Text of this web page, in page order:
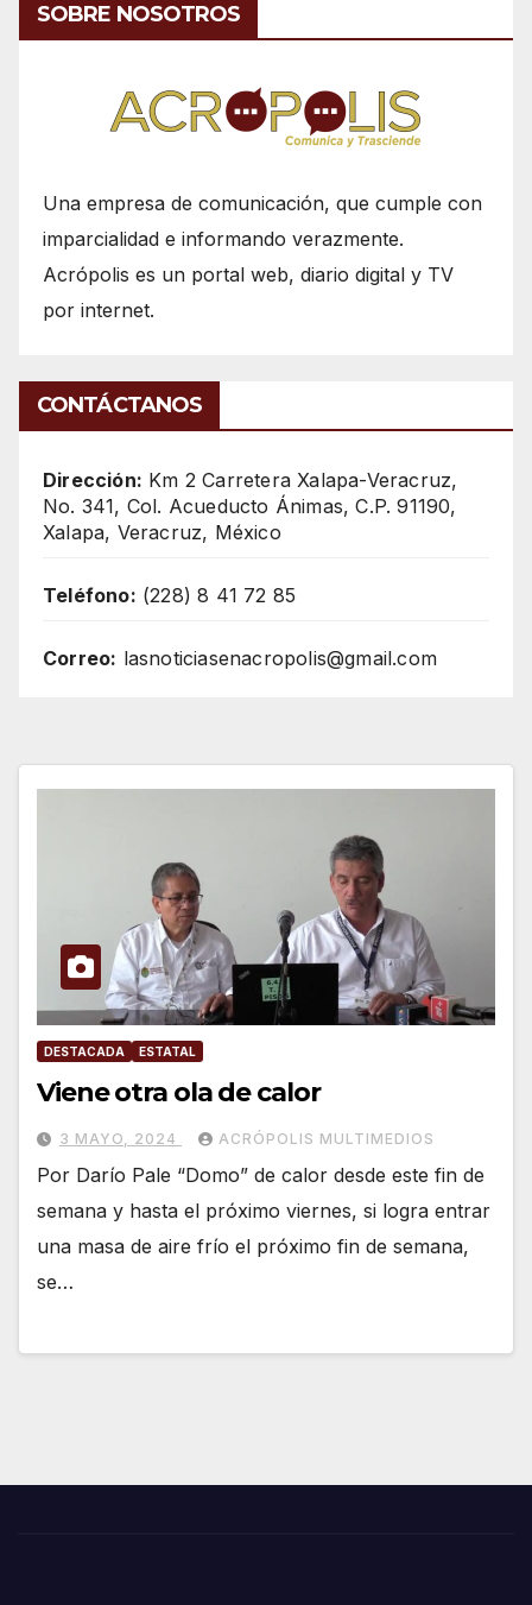
SOBRE NOSOTROS
Una empresa de comunicación, que cumple con
imparcialidad e informando verazmente.
Acrópolis es un portal web, diario digital y TV
por internet.
CONTÁCTANOS
Dirección: Km 2 Carretera Xalapa-Veracruz,
No. 341, Col. Acueducto Ánimas, C.P. 91190,
Xalapa, Veracruz, México
Teléfono: (228) 8 41 72 85
Correo: lasnoticiasenacropolis@gmail.com
DESTACADA ESTATAL
Viene otra ola de calor
3 MAYO, 2024 ACRÓPOLIS MULTIMEDIOS
Por Darío Pale “Domo” de calor desde este fin de
semana y hasta el próximo viernes, si logra entrar
una masa de aire frío el próximo fin de semana,
se…